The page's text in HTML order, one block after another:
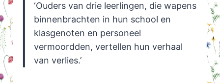
‘Ouders van drie leerlingen, die wapens
binnenbrachten in hun school en
klasgenoten en personeel
vermoordden, vertellen hun verhaal
van verlies.’